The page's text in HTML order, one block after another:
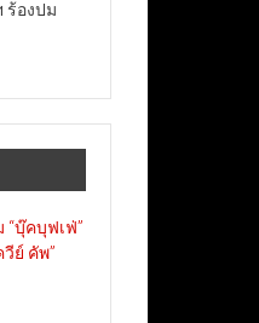
ร้องปม
บุ๊คบุฟเฟ่”
ย์ คัพ”